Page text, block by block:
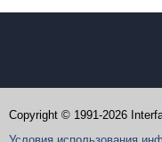
Copyright © 1991-2026